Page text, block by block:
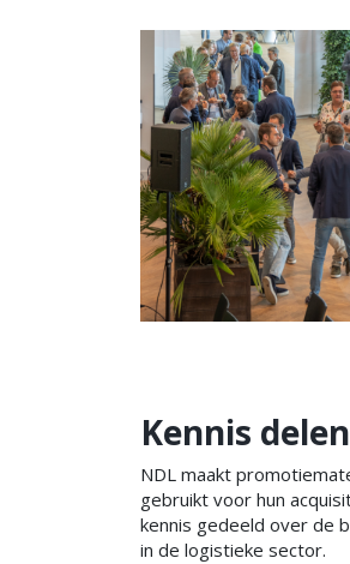
Kennis delen
NDL maakt
gebruikt voor hun
kennis gedeeld over de
in de logistieke sector.